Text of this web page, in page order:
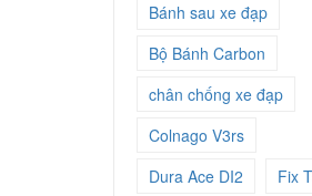
Bánh sau xe đạp
Bộ Bánh Carbon
chân chống xe đạp
Colnago V3rs
Dura Ace DI2
Fix